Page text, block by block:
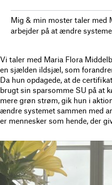
Mig & min moster taler med
arbejder på at ændre
Vi taler med Maria Flora
en sjælden ildsjæl, som
Da hun opdagede, at de
brugt sin sparsomme SU på at
mere grøn strøm, gik hun i
ændre systemet sammen med
er mennesker som hende, der